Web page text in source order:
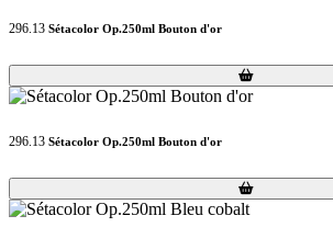
296.13 Sétacolor Op.250ml Bouton d'or
Loading...
Loading...
296.13 Sétacolor Op.250ml Bouton d'or
Loading...
Loading...